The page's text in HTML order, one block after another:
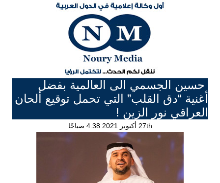
حسين الجسمي الى العالمية بفضل
أغنية “دق القلب” التي تحمل توقيع ألحان
العراقي نور الزين !
27th أكتوبر 2021 4:38 صباحًا